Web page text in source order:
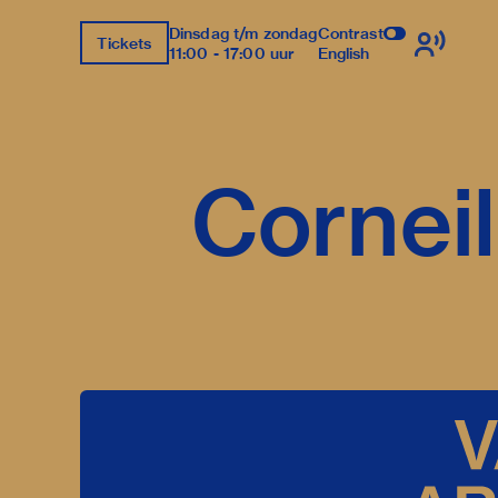
Tickets
Dinsdag t/m zondag
11:00 - 17:00 uur
Contrast
English